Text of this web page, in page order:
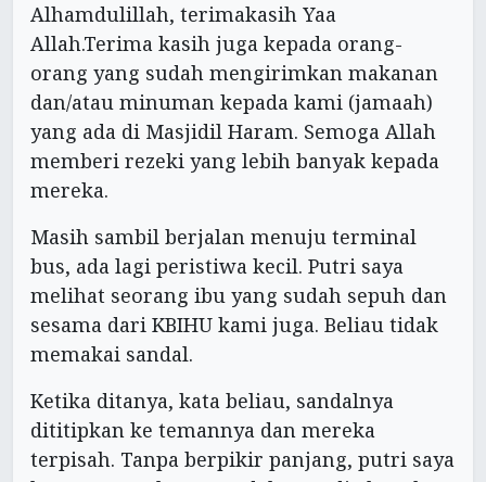
Alhamdulillah, terimakasih Yaa
Allah.Terima kasih juga kepada orang-
orang yang sudah mengirimkan makanan
dan/atau minuman kepada kami (jamaah)
yang ada di Masjidil Haram. Semoga Allah
memberi rezeki yang lebih banyak kepada
mereka.
Masih sambil berjalan menuju terminal
bus, ada lagi peristiwa kecil. Putri saya
melihat seorang ibu yang sudah sepuh dan
sesama dari KBIHU kami juga. Beliau tidak
memakai sandal.
Ketika ditanya, kata beliau, sandalnya
dititipkan ke temannya dan mereka
terpisah. Tanpa berpikir panjang, putri saya